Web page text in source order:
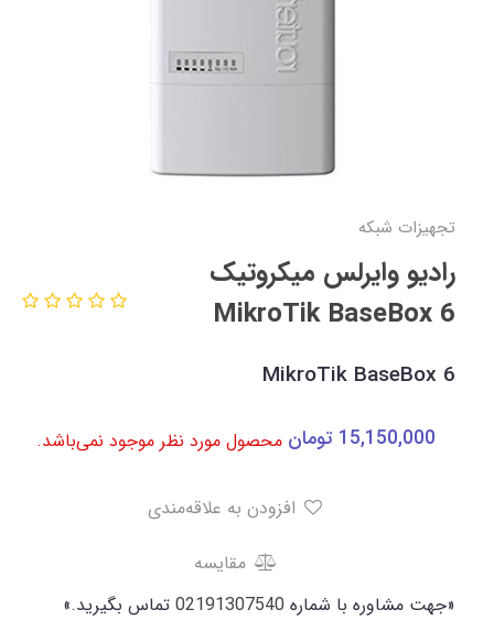
تجهیزات شبکه
رادیو وایرلس میکروتیک
MikroTik BaseBox 6
MikroTik BaseBox 6
15,150,000 تومان محصول مورد نظر موجود نمی‌باشد.
مقایسه
«جهت مشاوره با شماره 02191307540 تماس بگیرید.»